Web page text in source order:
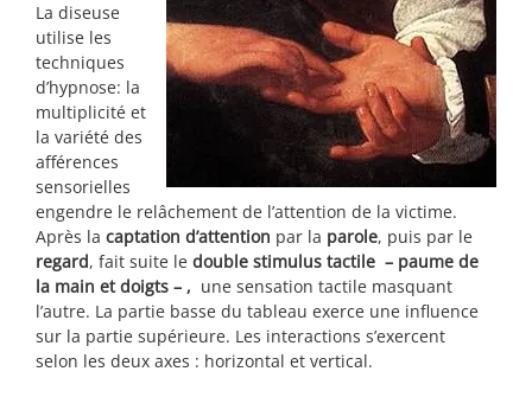
La diseuse
utilise les
techniques
d’hypnose: la
multiplicité et
la variété des
afférences
sensorielles
engendre le relâchement de l’attention de la victime.
Après la captation d’attention par la parole, puis par le
regard, fait suite le double stimulus tactile – paume de
la main et doigts – , une sensation tactile masquant
l’autre. La partie basse du tableau exerce une influence
sur la partie supérieure. Les interactions s’exercent
selon les deux axes : horizontal et vertical.